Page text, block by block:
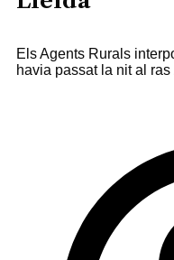
Els Agents Rurals
havia passat la nit al